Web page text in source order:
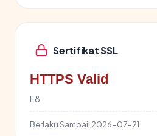
Sertifikat SSL
HTTPS Valid
E8
Berlaku Sampai: 2026-07-21